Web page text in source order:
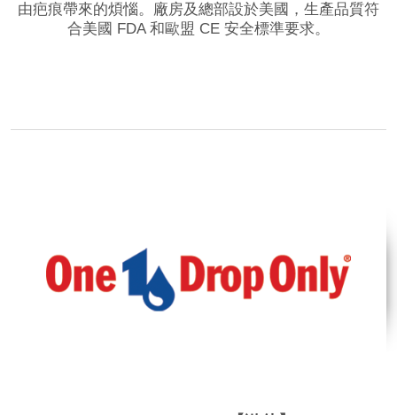
由疤痕帶來的煩惱。廠房及總部設於美國，生產品質符
合美國 FDA 和歐盟 CE 安全標準要求。